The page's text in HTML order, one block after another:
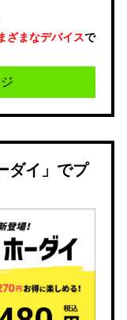
ざまなデバイスで
ダイ」でプ